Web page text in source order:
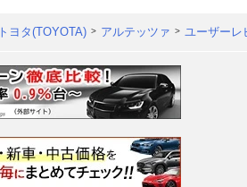
トヨタ(TOYOTA) アルテッツァ ユーザーレ